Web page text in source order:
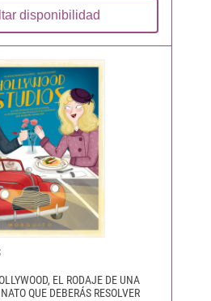
disponibilidad
EL RODAJE DE UNA
QUE DEBERÁS RESOLVER